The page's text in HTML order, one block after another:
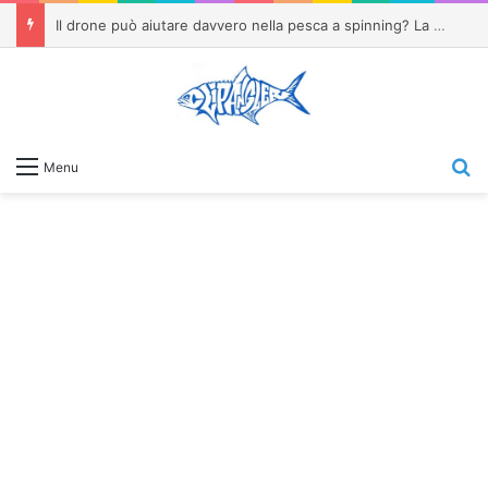
Il drone può aiutare davvero nella pesca a spinning? La mia esperienza alla ricerca dei pesci serra
Menu